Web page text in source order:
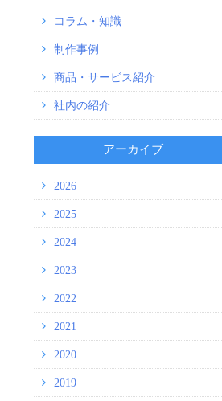
コラム・知識
制作事例
商品・サービス紹介
社内の紹介
アーカイブ
2026
2025
2024
2023
2022
2021
2020
2019